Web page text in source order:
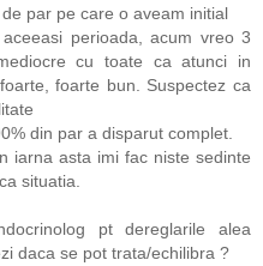
par pe care o aveam initial
perioada, acum vreo 3
cu toate ca atunci in
foarte bun. Suspectez ca
din par a disparut complet.
iarna asta imi fac niste sedinte
situatia.
pt dereglarile alea
daca se pot trata/echilibra ?